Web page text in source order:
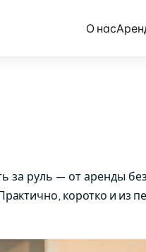
О нас
за руль — от аренды
коротко и из